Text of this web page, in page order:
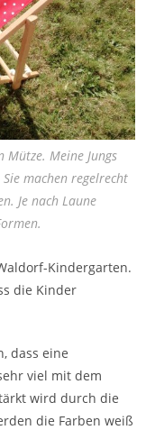
Mütze. Meine Jungs
machen regelrecht
Je nach Laune
Kindergarten.
die Kinder
dass eine
viel mit dem
wird durch die
die Farben weiß